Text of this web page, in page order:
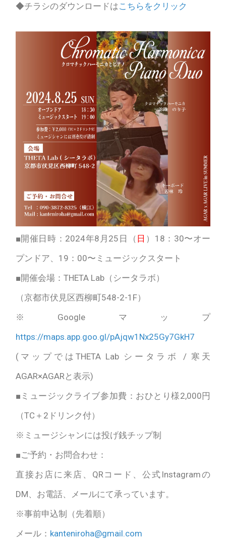
◆チラシのダウンロードはこちらをクリック
■開催日時：2024年8月25日（ 日 ）18：30〜オー
プンドア、19：00〜ミュージックスタート
■開催会場：THETA Lab（シータラボ）
（京都市伏見区西柳町548-2-1F）
※Googleマップ
https://maps.app.goo.gl/pAjqw1Nx25Gy7GkH7
(マップではTHETA Lab シータラボ / 寒天
AGAR×AGARと表示)
■ミュージックライブ参加費：おひとり様2,000円
（TC＋2ドリンク付）
※ミュージシャンには投げ銭チップ制
■ご予約・お問合わせ：
直接お店に来店、QRコード、公式Instagramの
DM、お電話、メールにて承っています。
※事前申込制（先着順）
メール： kanteniroha@gmail.com